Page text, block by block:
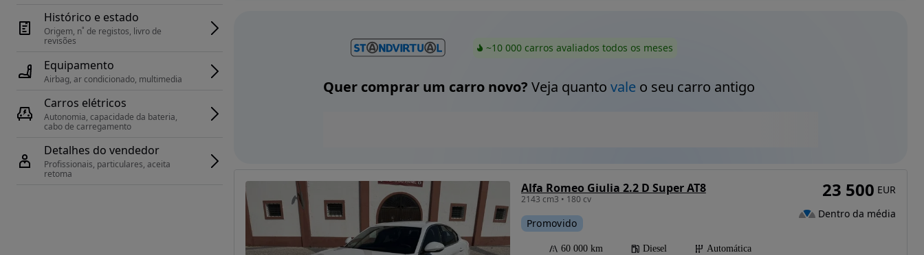
Histórico e estado
Origem, n˚ de registos, livro de
revisões
Equipamento
Airbag, ar condicionado, multimedia
Carros elétricos
Autonomia, capacidade da bateria,
cabo de carregamento
Detalhes do vendedor
Profissionais, particulares, aceita
retoma
~10 000 carros avaliados todos os meses
Quer comprar um carro novo? Veja quanto valeo seu carro antigo
Alfa Romeo Giulia 2.2 D Super AT8
2143 cm3 • 180 cv
Promovido
60 000 km Diesel
Automática
23 500 EUR
Dentro da média